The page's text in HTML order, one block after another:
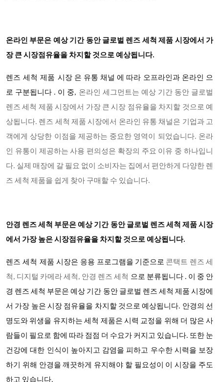
온라인 부문은 예상 기간 동안 글로벌 렌즈 세척 제품 시장에서 가
장 큰 시장점유율을 차지할 것으로 예상됩니다.
렌즈 세척 제품 시장 은 유통 채널 에 따라 오프라인과 온라인 으
로 구분됩니다 . 이 중, 온라인 세그먼트는 예상 기간 동안 글로벌
렌즈 세척 제품 시장에서 가장 큰 시장 점유율을 차지할 것으로 예
상됩니다. 렌즈 세척 제품 시장에서 온라인 유통 채널은 기업과 고
객에게 상당한 이점을 제공하는 중요한 영역이 되었습니다. 온라
인 유통이 제공하는 사용 편의성은 확장의 주요 이유 중 하나입니
다. 실제 매장에 갈 필요 없이 소비자는 집에서 편안하게 다양한 렌
즈 세척 제품을 쉽게 찾아 구매할 수 있습니다.
안경 렌즈 세척 부문은 예상 기간 동안 글로벌 렌즈 세척 제품 시장
에서 가장 높은 시장점유율을 차지할 것으로 예상됩니다.
렌즈 세척 제품 시장은 응용 프로그램을 기준으로 콘택트 렌즈 세
척, 디지털 카메라 세척, 안경 렌즈 세척 으로 분류됩니다 . 이 중 안
경 렌즈 세척 부문은 예상 기간 동안 글로벌 렌즈 세척 제품 시장에
서 가장 높은 시장 점유율을 차지할 것으로 예상됩니다. 안경의 선
명도와 위생을 유지하는 세척 제품은 시력 교정을 위해 더 많은 사
람들이 필요로 함에 따라 점점 더 수요가 커지고 있습니다. 또한 눈
건강에 대한 인식이 높아지고 감염을 피하고 우수한 시력을 보장
하기 위해 안경을 깨끗하게 유지해야 할 필요성이 이 시장을 주도
하고 있습니다.